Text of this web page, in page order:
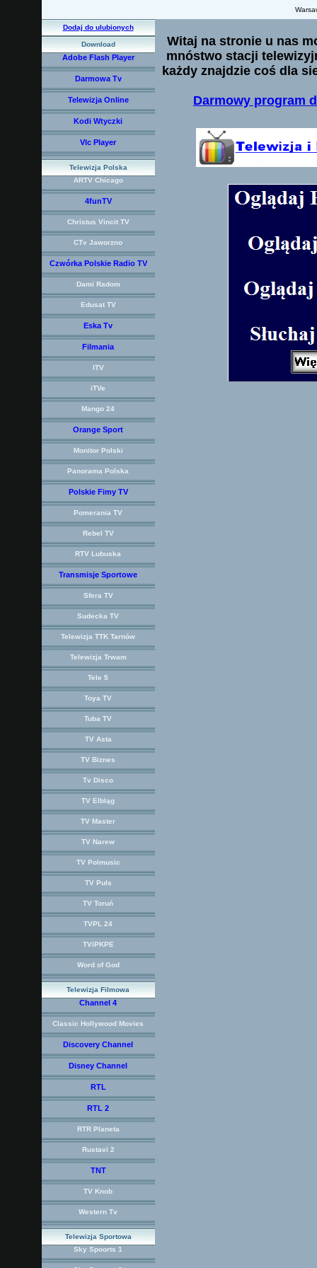
Dodaj do ulubionych
Download
Adobe Flash Player
Darmowa Tv
Telewizja Online
Kodi Wtyczki
Vlc Player
Telewizja Polska
ARTV Chicago
4funTV
Christus Vincit TV
CTv Jaworzno
Czwórka Polskie Radio TV
Dami Radom
Edusat TV
Eska Tv
Filmania
ITV
iTVe
Mango 24
Orange Sport
Monitor Polski
Panorama Polska
Polskie Fimy TV
Pomerania TV
Rebel TV
RTV Lubuska
Transmisje Sportowe
Sfera TV
Sudecka TV
Telewizja TTK Tarnów
Telewizja Trwam
Tele 5
Toya TV
Tuba TV
TV Asta
TV Biznes
Tv Disco
TV Elbląg
TV Master
TV Narew
TV Polmusic
TV Puls
TV Toruń
TVPL 24
TViPKPE
Word of God
Telewizja Filmowa
Channel 4
Classic Hollywood Movies
Discovery Channel
Disney Channel
RTL
RTL 2
RTR Planeta
Rustavi 2
TNT
TV Knob
Western Tv
Telewizja Sportowa
Sky Spoorts 1
Witaj na stronie u nas
mnóstwo stacji
każdy znajdzie coś dla
Darmowy program